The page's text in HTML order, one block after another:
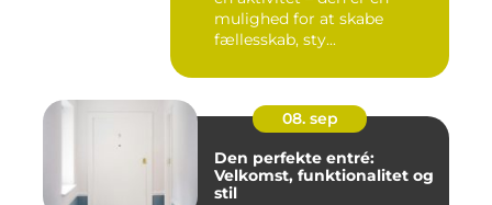
mulighed for at skabe
fællesskab, sty...
08. sep
Den perfekte entré:
Velkomst, funktionalitet og
stil